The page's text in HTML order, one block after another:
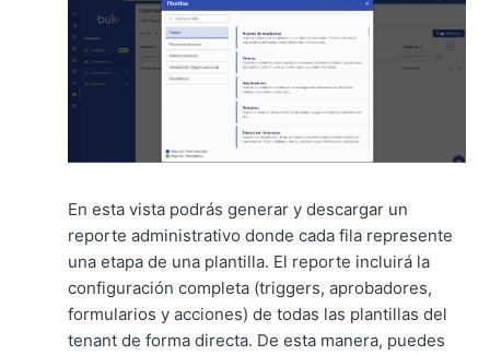
En esta vista podrás generar y descargar un
reporte administrativo donde cada fila represente
una etapa de una plantilla. El reporte incluirá la
configuración completa (triggers, aprobadores,
formularios y acciones) de todas las plantillas del
tenant de forma directa. De esta manera, puedes